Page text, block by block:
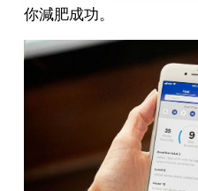
你減肥成功。